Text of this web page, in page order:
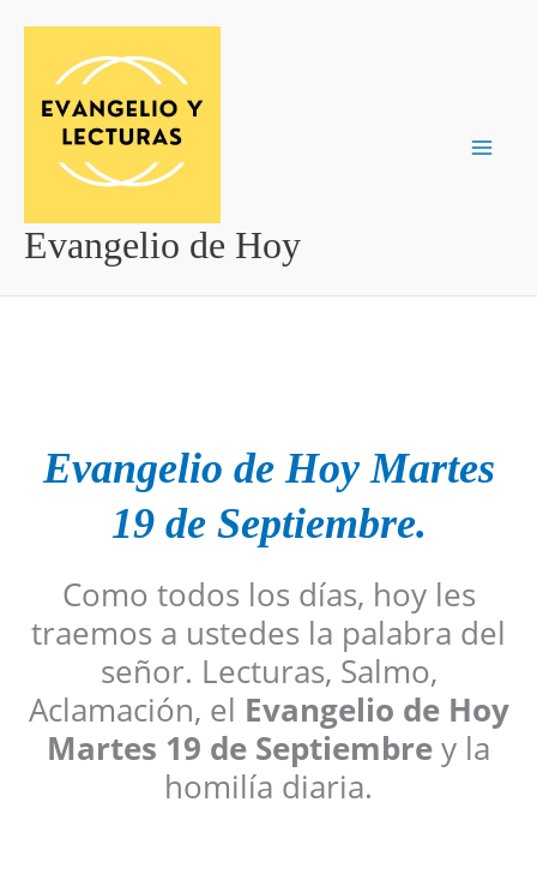
contenido
Evangelio de Hoy
Evangelio de Hoy Martes
19 de Septiembre.
Como todos los días, hoy les
traemos a ustedes la palabra del
señor. Lecturas, Salmo,
Aclamación, el Evangelio de Hoy
Martes 19 de Septiembrey la
homilía diaria.